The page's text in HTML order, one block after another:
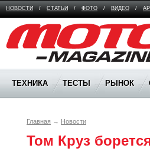
НОВОСТИ / СТАТЬИ / ФОТО / ВИДЕО /
Moto Magazine
ТЕХНИКА ТЕСТЫ РЫНОК
Главная → Новости
Том Круз